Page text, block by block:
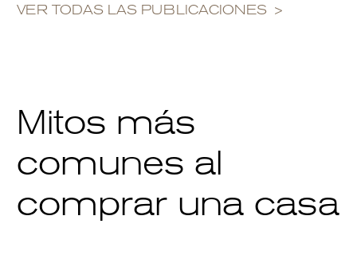
VER TODAS LAS PUBLICACIONES
Mitos más
comunes al
comprar una casa